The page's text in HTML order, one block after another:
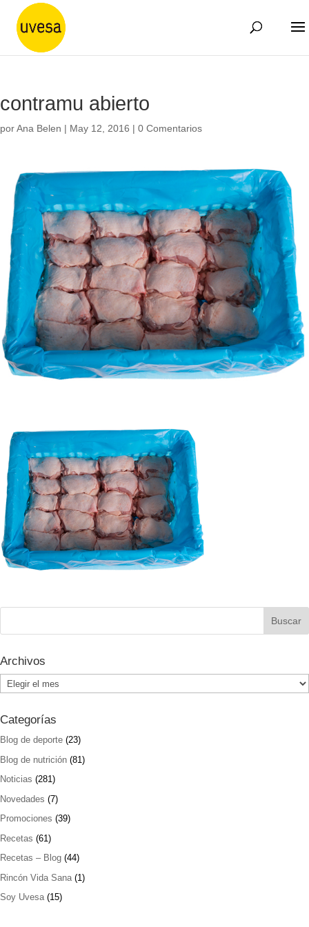
contramu abierto
porAna Belen | May 12, 2016 | 0 Comentarios
Archivos
Archivos
Categorías
Blog de deporte (23)
Blog de nutrición (81)
Noticias (281)
Novedades (7)
Promociones (39)
Recetas (61)
Recetas – Blog (44)
Rincón Vida Sana (1)
Soy Uvesa(15)